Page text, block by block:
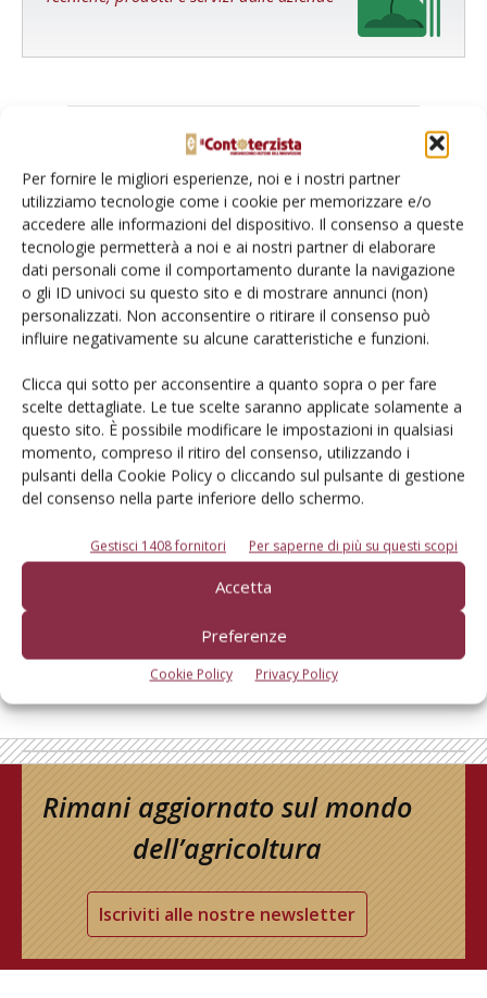
Per fornire le migliori esperienze, noi e i nostri partner
utilizziamo tecnologie come i cookie per memorizzare e/o
accedere alle informazioni del dispositivo. Il consenso a queste
tecnologie permetterà a noi e ai nostri partner di elaborare
dati personali come il comportamento durante la navigazione
o gli ID univoci su questo sito e di mostrare annunci (non)
personalizzati. Non acconsentire o ritirare il consenso può
influire negativamente su alcune caratteristiche e funzioni.
Clicca qui sotto per acconsentire a quanto sopra o per fare
scelte dettagliate. Le tue scelte saranno applicate solamente a
questo sito. È possibile modificare le impostazioni in qualsiasi
momento, compreso il ritiro del consenso, utilizzando i
pulsanti della Cookie Policy o cliccando sul pulsante di gestione
del consenso nella parte inferiore dello schermo.
Gestisci 1408 fornitori Per saperne di più su questi scopi
Accetta
Preferenze
Cookie Policy Privacy Policy
Catalogo Aziende e Prodotti
Un modo semplice per cercare un'azienda o un
prodotto!
Cerca adesso
L'Esperto risponde
I consigli di Terra e Vita agli agricoltori
Cerca adesso
Rimani aggiornato sul mondo
dell’agricoltura
Iscriviti alle nostre newsletter